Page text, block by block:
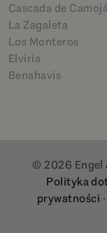
Cascada de
La Zagaleta
Los Monteros
Elviria
Benahavis
© 2026 Engel
Polityka
prywatności ·